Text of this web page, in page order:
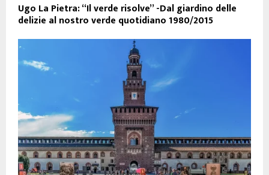
Ugo La Pietra: “Il verde risolve” -Dal giardino delle
delizie al nostro verde quotidiano 1980/2015